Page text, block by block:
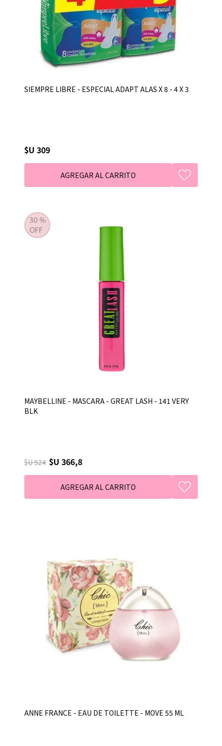
SIEMPRE LIBRE - ESPECIAL ADAPT ALAS X 8 - 4 X 3
$U 309
MAYBELLINE - MASCARA - GREAT LASH - 141 VERY
BLK
$U 524 $U 366,8
ANNE FRANCE - EAU DE TOILETTE - MOVE 55 ML